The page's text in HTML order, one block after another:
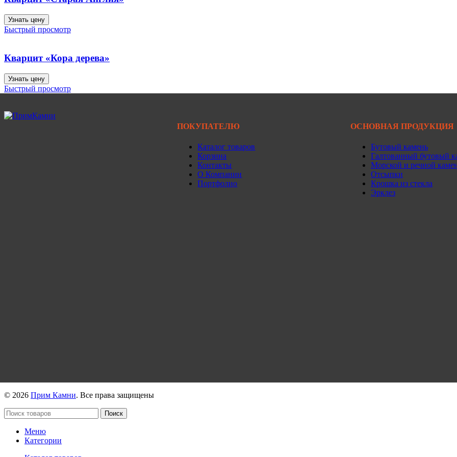
Узнать цену
Быстрый просмотр
Кварцит «Кора дерева»
Узнать цену
Быстрый просмотр
ПОКУПАТЕЛЮ
Каталог товаров
Корзина
Контакты
О Компании
Портфолио
ОСНОВНАЯ ПРОДУКЦИЯ
Бутовый камень
Галтованный бутовый
Морской и речной
Отсыпки
Крошка из стекла
Эрклез
© 2026 Прим Камни. Все права защищены
Поиск
Меню
Категории